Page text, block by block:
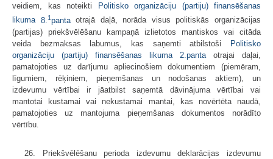
veidiem, kas noteikti
Politisko organizāciju (partiju) finansēšanas
likuma 8. 1pantaotrajā daļā, norāda visus politiskās organizācijas
(partijas) priekšvēlēšanu kampaņā izlietotos mantiskos vai citāda
veida bezmaksas labumus, kas saņemti atbilstoši Politisko
organizāciju (partiju) finansēšanas likuma
2.panta otrajai daļai,
pamatojoties uz darījumu apliecinošiem dokumentiem (piemēram,
līgumiem, rēķiniem, pieņemšanas un nodošanas aktiem), un
izdevumu vērtībai ir jāatbilst saņemtā dāvinājuma vērtībai vai
mantotai kustamai vai nekustamai mantai, kas novērtēta naudā,
pamatojoties uz mantojuma pieņemšanas dokumentos norādīto
vērtību.
26. Priekšvēlēšanu perioda izdevumu deklarācijas izdevumu